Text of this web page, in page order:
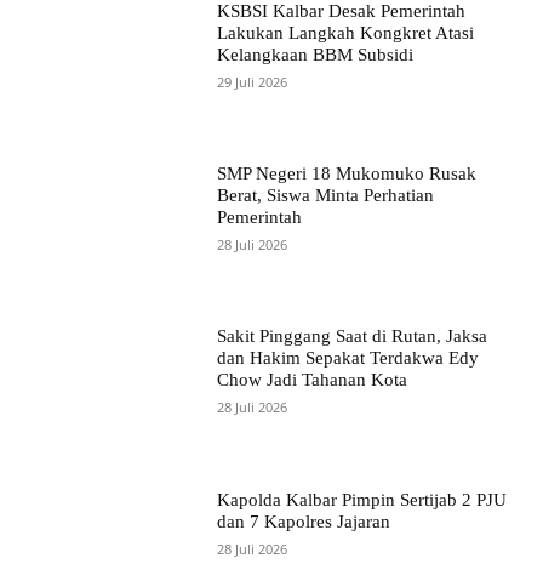
KSBSI Kalbar Desak Pemerintah
Lakukan Langkah Kongkret Atasi
Kelangkaan BBM Subsidi
29 Juli 2026
SMP Negeri 18 Mukomuko Rusak
Berat, Siswa Minta Perhatian
Pemerintah
28 Juli 2026
Sakit Pinggang Saat di Rutan, Jaksa
dan Hakim Sepakat Terdakwa Edy
Chow Jadi Tahanan Kota
28 Juli 2026
Kapolda Kalbar Pimpin Sertijab 2 PJU
dan 7 Kapolres Jajaran
28 Juli 2026